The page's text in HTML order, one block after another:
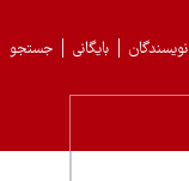
جستجو بایگانی نویسندگان